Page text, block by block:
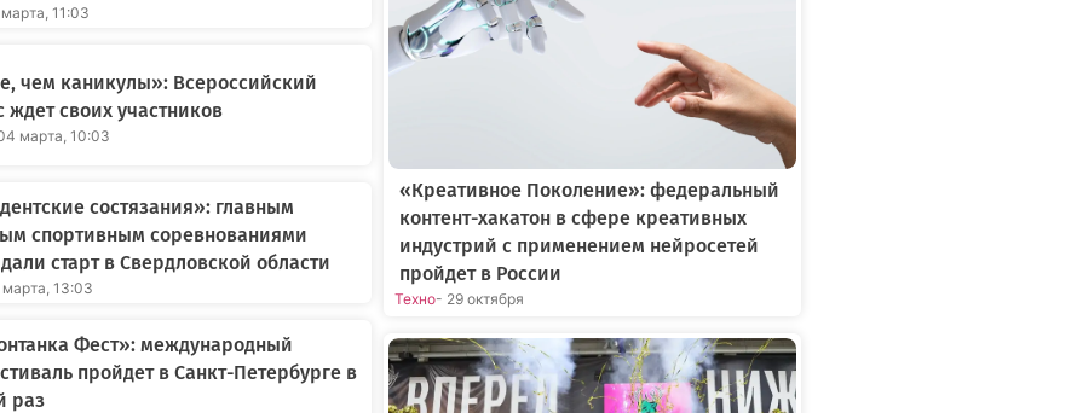
11:03
чем каникулы»: Всероссийский
ждет своих участников
марта, 10:03
состязания»: главным
спортивным соревнованиями
старт в Свердловской области
13:03
Фест»: международный
пройдет в Санкт-Петербурге в
раз
«Креативное Поколение»: федеральный
контент-хакатон в сфере креативных
индустрий с применением нейросетей
пройдет в России
Техно- 29 октября